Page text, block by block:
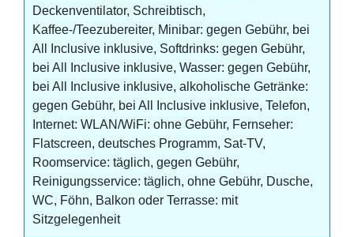
Deckenventilator, Schreibtisch,
Kaffee-/Teezubereiter, Minibar: gegen Gebühr, bei
All Inclusive inklusive, Softdrinks: gegen Gebühr,
bei All Inclusive inklusive, Wasser: gegen Gebühr,
bei All Inclusive inklusive, alkoholische Getränke:
gegen Gebühr, bei All Inclusive inklusive, Telefon,
Internet: WLAN/WiFi: ohne Gebühr, Fernseher:
Flatscreen, deutsches Programm, Sat-TV,
Roomservice: täglich, gegen Gebühr,
Reinigungsservice: täglich, ohne Gebühr, Dusche,
WC, Föhn, Balkon oder Terrasse: mit
Sitzgelegenheit